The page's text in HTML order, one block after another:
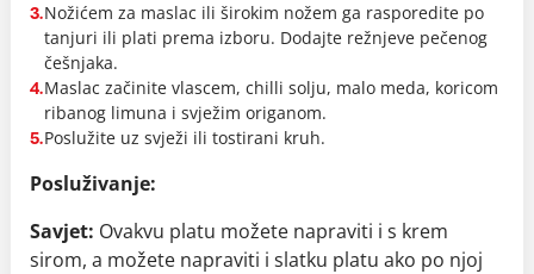
3.Nožićem za maslac ili širokim nožem ga rasporedite po
tanjuri ili plati prema izboru. Dodajte režnjeve pečenog
češnjaka.
4.Maslac začinite vlascem, chilli solju, malo meda, koricom
ribanog limuna i svježim origanom.
5.Poslužite uz svježi ili tostirani kruh.
Posluživanje:
Savjet: Ovakvu platu možete napraviti i s krem
sirom, a možete napraviti i slatku platu ako po njoj